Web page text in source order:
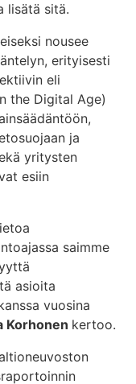
lisätä sitä.
nousee
erityisesti
eli
the Digital Age)
ja
yritysten
esiin
saimme
asioita
vuosina
Korhonen kertoo.